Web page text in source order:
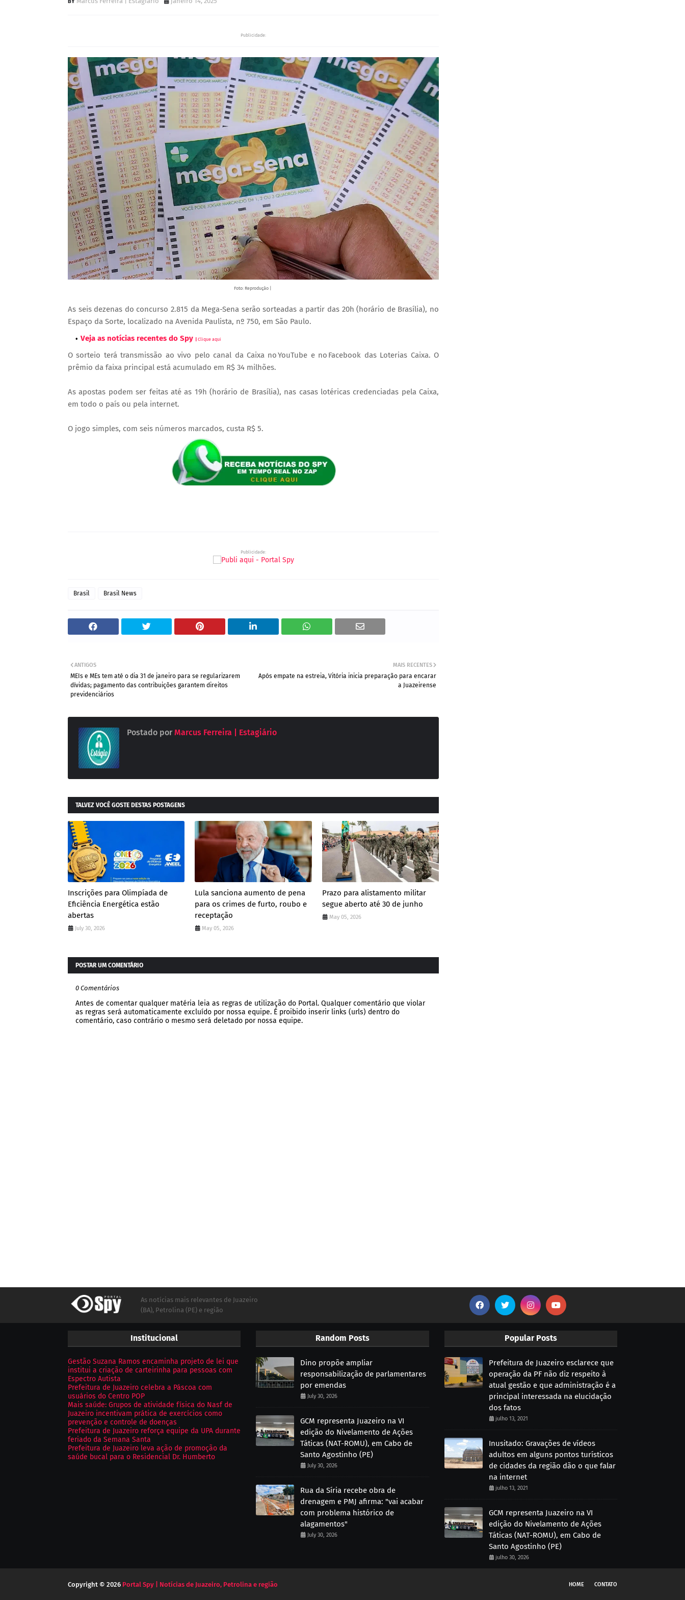
Publicidade:
Foto: Reprodução |
As seis dezenas do concurso 2.815 da Mega-Sena serão sorteadas a partir das 20h (horário de Brasília), no
Espaço da Sorte, localizado na Avenida Paulista, nº 750, em São Paulo.
Veja as notícias recentes do Spy
Clique aqui
O sorteio terá transmissão ao vivo pelo canal da Caixa no YouTube e no Facebook das Loterias Caixa. O
prêmio da faixa principal está acumulado em R$ 34 milhões.
As apostas podem ser feitas até as 19h (horário de Brasília), nas casas lotéricas credenciadas pela Caixa,
em todo o país ou pela internet.
O jogo simples, com seis números marcados, custa R$ 5.
Publicidade:
Brasil Brasil News
MAIS RECENTES
Após empate na estreia, Vitória inicia preparação para encarar
a Juazeirense
ANTIGOS
MEIs e MEs tem até o dia 31 de janeiro para se regularizarem
dívidas; pagamento das contribuições garantem direitos
previdenciários
Postado por Marcus Ferreira | Estagiário
TALVEZ VOCÊ GOSTE DESTAS POSTAGENS
Inscrições para Olimpíada de
Eficiência Energética estão
abertas
July 30, 2026
Lula sanciona aumento de pena
para os crimes de furto, roubo e
receptação
May 05, 2026
Prazo para alistamento militar
segue aberto até 30 de junho
May 05, 2026
POSTAR UM COMENTÁRIO
0 Comentários
Antes de comentar qualquer matéria leia as regras de utilização do Portal. Qualquer comentário que violar
as regras será automaticamente excluído por nossa equipe. É proibido inserir links (urls) dentro do
comentário, caso contrário o mesmo será deletado por nossa equipe.
As notícias mais relevantes de Juazeiro
(BA), Petrolina (PE) e região
Institucional
Gestão Suzana Ramos encaminha projeto de lei que
institui a criação de carteirinha para pessoas com
Espectro Autista
Prefeitura de Juazeiro celebra a Páscoa com
usuários do Centro POP
Mais saúde: Grupos de atividade física do Nasf de
Juazeiro incentivam prática de exercícios como
prevenção e controle de doenças
Prefeitura de Juazeiro reforça equipe da UPA durante
feriado da Semana Santa
Prefeitura de Juazeiro leva ação de promoção da
saúde bucal para o Residencial Dr. Humberto
Random Posts
Dino propõe ampliar
responsabilização de parlamentares
por emendas
July 30, 2026
GCM representa Juazeiro na VI
edição do Nivelamento de Ações
Táticas (NAT-ROMU), em Cabo de
Santo Agostinho (PE)
July 30, 2026
Rua da Síria recebe obra de
drenagem e PMJ afirma: "vai acabar
com problema histórico de
alagamentos"
July 30, 2026
Popular Posts
Prefeitura de Juazeiro esclarece que
operação da PF não diz respeito à
atual gestão e que administração é a
principal interessada na elucidação
dos fatos
julho 13, 2021
Inusitado: Gravações de vídeos
adultos em alguns pontos turísticos
de cidades da região dão o que falar
na internet
julho 13, 2021
GCM representa Juazeiro na VI
edição do Nivelamento de Ações
Táticas (NAT-ROMU), em Cabo de
Santo Agostinho (PE)
julho 30, 2026
HOME CONTATO
Copyright © 2026 Portal Spy | Notícias de Juazeiro, Petrolina e região